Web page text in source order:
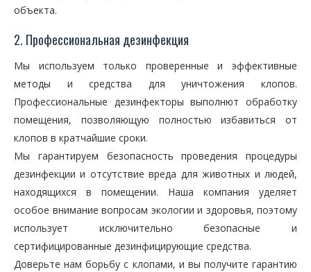
объекта.
2. Профессиональная дезинфекция
Мы используем только проверенные и эффективные
методы и средства для уничтожения клопов.
Профессиональные дезинфекторы выполнют обработку
помещения, позволяющую полностью избавиться от
клопов в кратчайшие сроки.
Мы гарантируем безопасность проведения процедуры
дезинфекции и отсутствие вреда для животных и людей,
находящихся в помещении. Наша компания уделяет
особое внимание вопросам экологии и здоровья, поэтому
использует исключительно безопасные и
сертифицированные дезинфицирующие средства.
Доверьте нам борьбу с клопами, и вы получите гарантию